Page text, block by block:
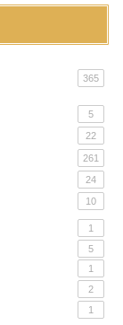
365
5
22
261
24
10
1
5
1
2
1